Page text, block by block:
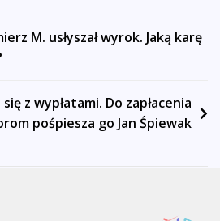
M. usłyszał wyrok. Jaką karę
z wypłatami. Do zapłacenia
pośpiesza go Jan Śpiewak